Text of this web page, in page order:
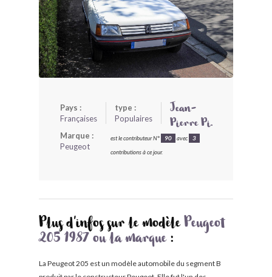
COMMENT FONCTIONNE BLV ?
Pays :
Françaises
type :
Populaires
Marque :
Peugeot
Jean-
Pierre Pi.
est le contributeur N° 90 avec 3
contributions à ce jour.
Plus d'infos sur le modèle Peugeot
205 1987 ou la marque:
La Peugeot 205 est un modèle automobile du segment B